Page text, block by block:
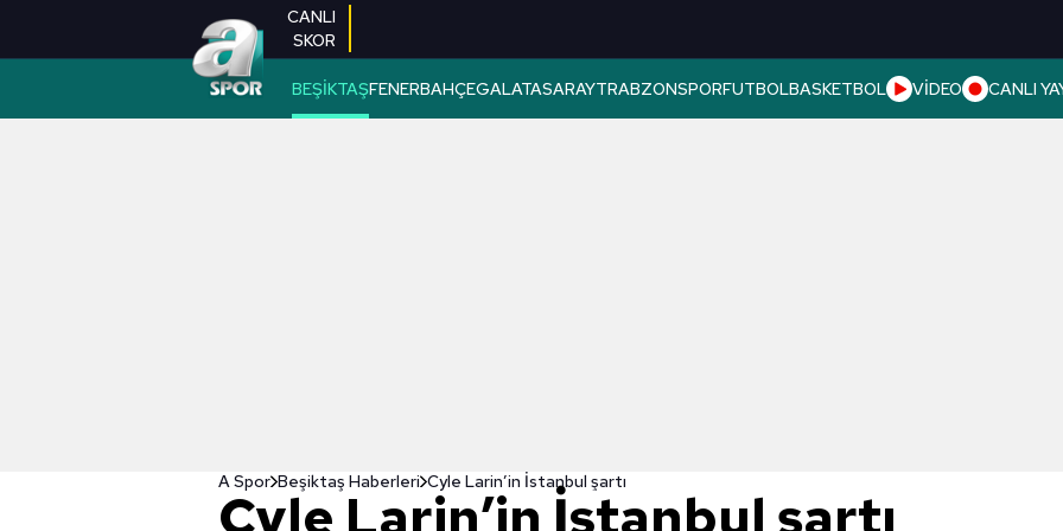
CANLI
SKOR
BEŞİKTAŞFENERBAHÇEGALATASARAYTRABZONSPORFUTBOLBASKETBOL VİDEO CANLI
A Spor Beşiktaş Haberleri Cyle Larin’in İstanbul şartı
Cyle Larin’in İstanbul şartı